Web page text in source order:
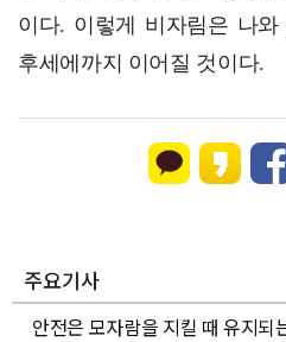
이다. 이렇게 비자림은 나
후세에까지 이어질 것이다.
주요기사
안전은 모자람을 지킬 때 유지되